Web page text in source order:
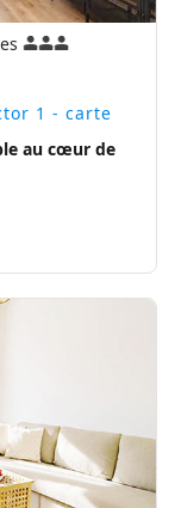
1 - carte
au cœur de